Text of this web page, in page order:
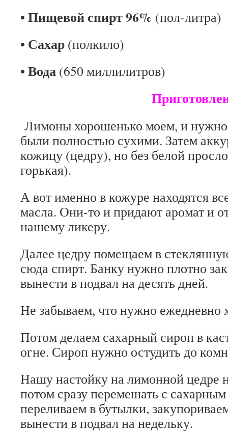
• Пищевой спирт 96% (пол-литра)
• Сахар (полкило)
• Вода (650 миллилитров)
Лимоны хорошенько моем, и
были полностью сухими. Затем
кожицу (цедру), но без белой
горькая).
А вот именно в кожуре находятся
масла. Они-то и придают аромат и
нашему ликеру.
Далее цедру помещаем в
сюда спирт. Банку нужно плотно
вынести в подвал на десять дней.
Не забываем, что нужно ежедневно
Потом делаем сахарный сироп в
огне. Сироп нужно остудить до
Нашу настойку на лимонной цедре
потом сразу перемешать с
переливаем в бутылки,
вынести в подвал на недельку.